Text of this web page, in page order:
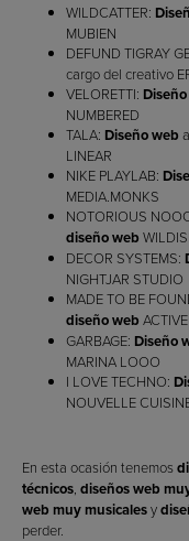
WILDCATTER:
MUBIEN
DEFUND TIGRAY
cargo del creativo
VELORETTI:
NUMBERED
TALA: Diseño web
LINEAR
NIKE PLAYLAB:
MEDIA.MONKS
NOTORIOUS
diseño web
DECOR SYSTEMS:
NIGHTJAR STUDIO
MADE TO BE
diseño web
GARBAGE: Diseño
MARINA LOOO
I LOVE TECHNO:
NOUVELLE
En esta ocasión tenemos
técnicos diseños web
web muy musicalesy
perder.